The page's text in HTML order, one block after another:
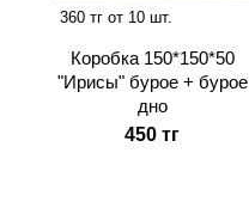
360 тг от 10 шт.
Коробка 150*150*50
"Ирисы" бурое + бурое
дно
450 тг